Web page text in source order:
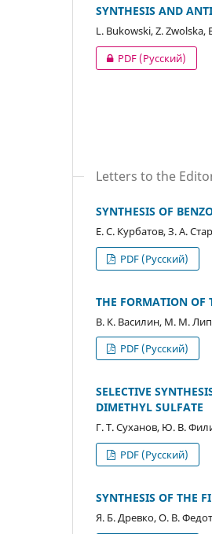
SYNTHESIS AND
L. Bukowski, Z.
PDF (Русский)
Letters to the
SYNTHESIS OF
Е. С. Курбатов, З. А.
PDF (Русский)
THE FORMATION OF
В. К. Василин, М. М.
PDF (Русский)
SELECTIVE
DIMETHYL SULFATE
Г. Т. Суханов, Ю. В.
PDF (Русский)
SYNTHESIS OF THE
Я. Б. Древко, О. В.